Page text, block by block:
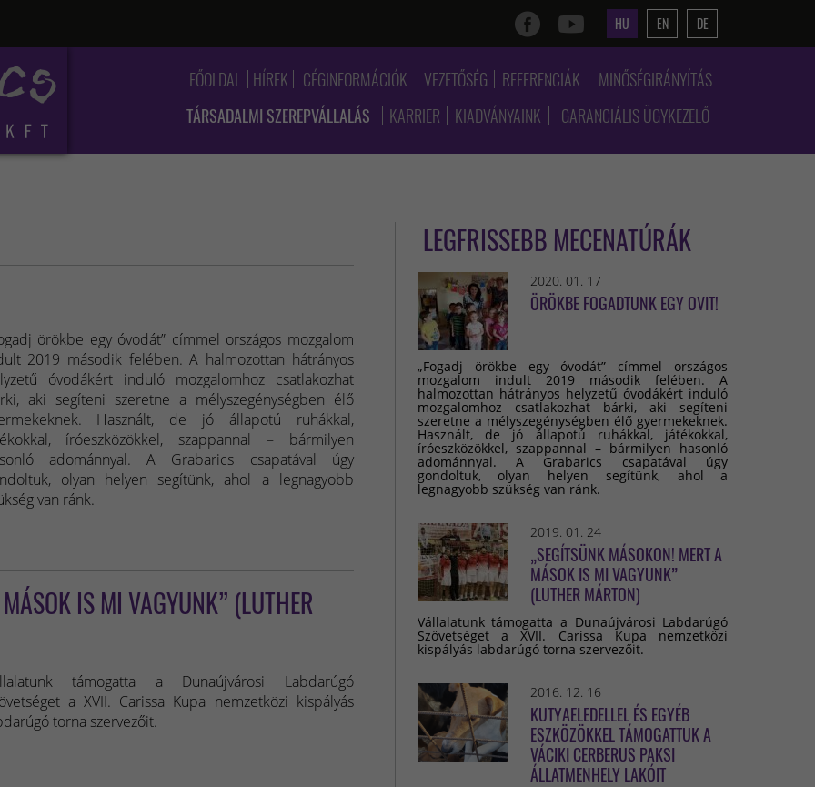
HU EN DE
FŐOLDAL HÍREK CÉGINFORMÁCIÓK VEZETŐSÉG REFERENCIÁK
MINŐSÉGIRÁNYÍTÁS
TÁRSADALMI SZEREPVÁLLALÁS
KARRIER KIADVÁNYAINK GARANCIÁLIS ÜGYKEZELŐ
örökbe egy óvodát” címmel országos mozgalom
2019 második felében. A halmozottan hátrányos
óvodákért induló mozgalomhoz csatlakozhat
aki segíteni szeretne a mélyszegénységben élő
Használt, de jó állapotú ruhákkal,
íróeszközökkel, szappannal – bármilyen
adománnyal. A Grabarics csapatával úgy
olyan helyen segítünk, ahol a legnagyobb
van ránk.
IS MI VAGYUNK” (LUTHER
támogatta a Dunaújvárosi Labdarúgó
a XVII. Carissa Kupa nemzetközi kispályás
torna szervezőit.
LEGFRISSEBB MECENATÚRÁK
2020. 01. 17
ÖRÖKBE FOGADTUNK EGY OVIT!
„Fogadj örökbe egy óvodát” címmel országos
mozgalom indult 2019 második felében. A
halmozottan hátrányos helyzetű óvodákért induló
mozgalomhoz csatlakozhat bárki, aki segíteni
szeretne a mélyszegénységben élő gyermekeknek.
Használt, de jó állapotú ruhákkal, játékokkal,
íróeszközökkel, szappannal – bármilyen hasonló
adománnyal. A Grabarics csapatával úgy
gondoltuk, olyan helyen segítünk, ahol a
legnagyobb szükség van ránk.
2019. 01. 24
„SEGÍTSÜNK MÁSOKON! MERT A
MÁSOK IS MI VAGYUNK”
(LUTHER MÁRTON)
Vállalatunk támogatta a Dunaújvárosi Labdarúgó
Szövetséget a XVII. Carissa Kupa nemzetközi
kispályás labdarúgó torna szervezőit.
2016. 12. 16
KUTYAELEDELLEL ÉS EGYÉB
ESZKÖZÖKKEL TÁMOGATTUK A
VÁCIKI CERBERUS PAKSI
ÁLLATMENHELY LAKÓIT